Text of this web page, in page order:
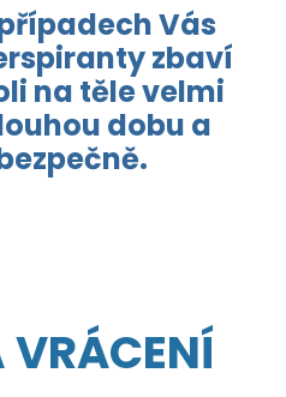
Vás
zbaví
na těle velmi
dobu a